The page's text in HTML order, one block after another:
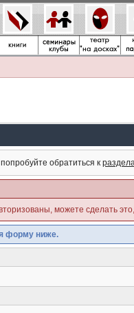
обратиться к
можете сделать
форму ниже.